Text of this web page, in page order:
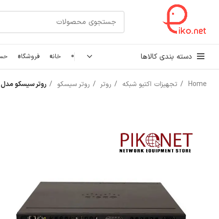
دسته بندی کالاها
کابل شبکه
خانه فروشگاه
Home تجهیزات اکتیو شبکه روتر روتر سیسکو روتر سیسکو مدل ISR4331/K9